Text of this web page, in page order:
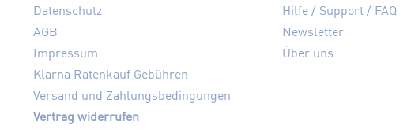
Datenschutz
AGB
Impressum
Klarna Ratenkauf Gebühren
Versand und Zahlungsbedingungen
Vertrag widerrufen
Hilfe / Support / FAQ
Newsletter
Über uns